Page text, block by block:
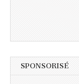
SPONSORISÉ